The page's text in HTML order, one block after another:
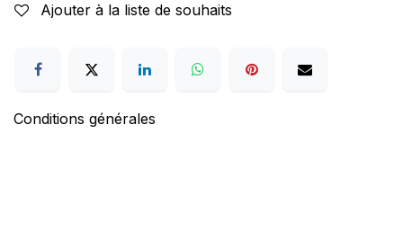
Ajouter à la liste de souhaits
Conditions générales